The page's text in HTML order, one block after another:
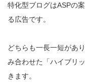
特化型ブログはASPの
る広告です。
どちらも一長一短があ
み合わせた「ハイブリ
きます。